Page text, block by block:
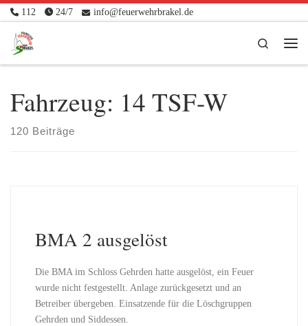
Zum Inhalt springen
112 24/7 info@feuerwehrbrakel.de
Search
Fahrzeug: 14 TSF-W
120 Beiträge
BMA 2 ausgelöst
Die BMA im Schloss Gehrden hatte ausgelöst, ein Feuer
wurde nicht festgestellt. Anlage zurückgesetzt und an
Betreiber übergeben. Einsatzende für die Löschgruppen
Gehrden und Siddessen.